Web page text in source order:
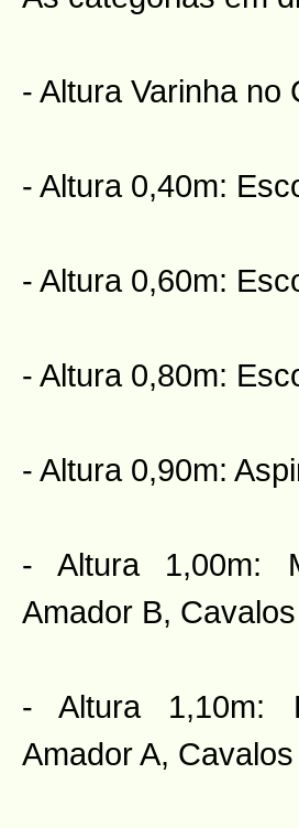
- Altura Varinha no
- Altura 0,40m:
- Altura 0,60m:
- Altura 0,80m:
- Altura 0,90m:
- Altura 1,00m:
Amador B,
- Altura 1,10m:
Amador A,